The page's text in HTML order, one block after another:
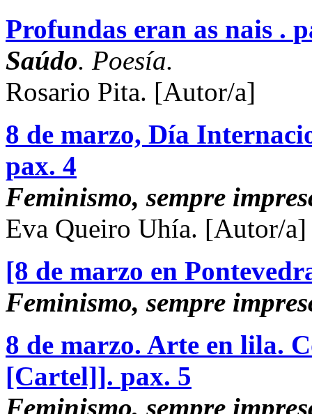
Profundas eran as nais .
Saúdo. Poesía.
Rosario Pita. [Autor/a]
8 de marzo, Día
pax. 4
Feminismo, sempre
Eva Queiro Uhía. [Autor/a]
[8 de marzo en
Feminismo, sempre
8 de marzo. Arte en lila.
[Cartel]]. pax. 5
Feminismo, sempre